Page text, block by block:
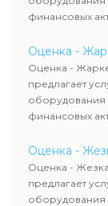
финансовых
оценка
определяют
рассчитывают
требованиям
сделок,
Оценка -
Оценка -
предлагает
оборудования
финансовых
оценка
определяют
рассчитывают
требованиям
сделок,
Оценка -
Оценка -
предлагает
оборудования